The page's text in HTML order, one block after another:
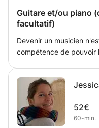
Guitare et/ou piano
facultatif)
Devenir un musicien
compétence de pouvoir
spectateurs/auditeurs.
ou simplement la
(lyrics,chords,structure)
nécessaire. Cependant
52€
60-min.